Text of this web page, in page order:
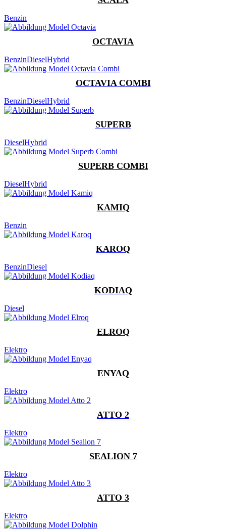
Benzin
OCTAVIA
BenzinDieselHybrid
OCTAVIA COMBI
BenzinDieselHybrid
SUPERB
DieselHybrid
SUPERB COMBI
DieselHybrid
KAMIQ
Benzin
KAROQ
BenzinDiesel
KODIAQ
Diesel
ELROQ
Elektro
ENYAQ
Elektro
ATTO 2
Elektro
SEALION 7
Elektro
ATTO 3
Elektro